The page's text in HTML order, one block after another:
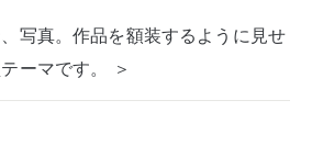
写真。作品を額装するように見せ
ーマです。 ＞